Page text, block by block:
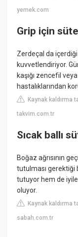
yemek.com
Grip için
Zerdeçal da
kuvvetlendiriyor.
kaşığı zencefil
hastalıklarından
Kaynak kaldırma
takvim.com.tr
Sıcak ballı
Boğaz ağrısının
tutulması gerektiği
tutuyor hem de
oluyor.
Kaynak kaldırma
sabah.com.tr